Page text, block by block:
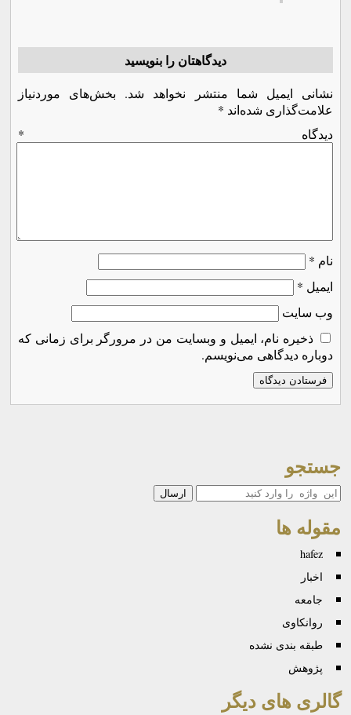
دیدگاهتان را بنویسید
نشانی ایمیل شما منتشر نخواهد شد.
بخش‌های موردنیاز
علامت‌گذاری شده‌اند *
دیدگاه *
نام *
ایمیل *
وب‌ سایت
ذخیره نام، ایمیل و وبسایت من در مرورگر برای زمانی که
دوباره دیدگاهی می‌نویسم.
جستجو
جستجو
مقوله ها
hafez
اخبار
جامعه
روانكاوی
طبقه بندی نشده
پژوهش
گالری های دیگر